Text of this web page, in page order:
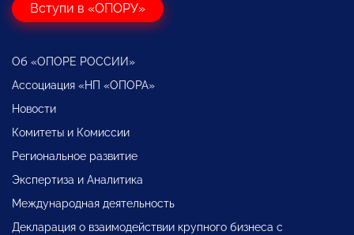
Вступи в «ОПОРУ»
Об «ОПОРЕ РОССИИ»
Ассоциация «НП «ОПОРА»
Новости
Комитеты и Комиссии
Региональное развитие
Экспертиза и Аналитика
Международная деятельность
Декларация о взаимодействии крупного бизнеса с